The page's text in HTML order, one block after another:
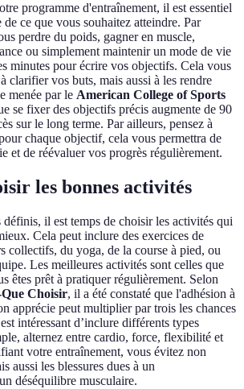
programme d'entraînement, il est essentiel
ce que vous souhaitez atteindre. Par
perdre du poids, gagner en muscle,
ou simplement maintenir un mode de vie
minutes pour écrire vos objectifs. Cela vous
clarifier vos buts, mais aussi à les rendre
menée par le American College of Sports
se fixer des objectifs précis augmente de 90
sur le long terme. Par ailleurs, pensez à
chaque objectif, cela vous permettra de
et de réévaluer vos progrès régulièrement.
les bonnes activités
il est temps de choisir les activités qui
Cela peut inclure des exercices de
collectifs, du yoga, de la course à pied, ou
Les meilleures activités sont celles que
êtes prêt à pratiquer régulièrement. Selon
Choisir, il a été constaté que l'adhésion à
apprécie peut multiplier par trois les chances
intéressant d’inclure différents types
alternez entre cardio, force, flexibilité et
votre entraînement, vous évitez non
aussi les blessures dues à un
déséquilibre musculaire.